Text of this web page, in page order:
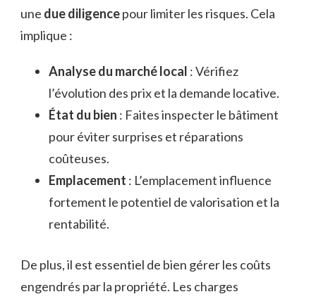
une due diligencepour limiter les risques. Cela
implique :
Analyse du marché local : Vérifiez
l’évolution des prix et la demande locative.
État du bien : Faites inspecter le bâtiment
pour éviter surprises et réparations
coûteuses.
Emplacement : L’emplacement influence
fortement le potentiel de valorisation et la
rentabilité.
De plus, il est essentiel de bien gérer les coûts
engendrés par la propriété. Les charges